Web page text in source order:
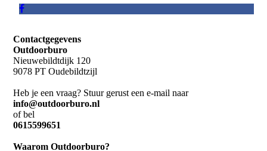
Contactgegevens
Outdoorburo
Nieuwebildtdijk 120
9078 PT Oudebildtzijl
Heb je een vraag? Stuur gerust een e-mail naar
info@outdoorburo.nl
of bel
0615599651
Waarom Outdoorburo?